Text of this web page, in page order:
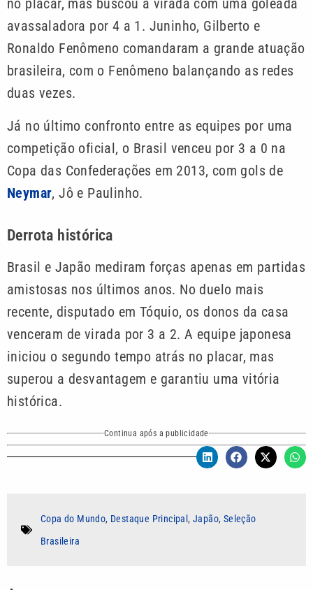
no placar, mas buscou a virada com uma goleada
avassaladora por 4 a 1. Juninho, Gilberto e
Ronaldo Fenômeno comandaram a grande atuação
brasileira, com o Fenômeno balançando as redes
duas vezes.
Já no último confronto entre as equipes por uma
competição oficial, o Brasil venceu por 3 a 0 na
Copa das Confederações em 2013, com gols de
Neymar, Jô e Paulinho.
Derrota histórica
Brasil e Japão mediram forças apenas em partidas
amistosas nos últimos anos. No duelo mais
recente, disputado em Tóquio, os donos da casa
venceram de virada por 3 a 2. A equipe japonesa
iniciou o segundo tempo atrás no placar, mas
superou a desvantagem e garantiu uma vitória
histórica.
Continua após a publicidade
Copa do Mundo, Destaque Principal ,Japão, Seleção
Brasileira